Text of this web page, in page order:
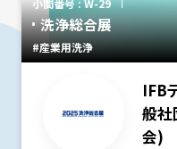
洗浄総合展
#産業用洗浄
IFB
般社
会)